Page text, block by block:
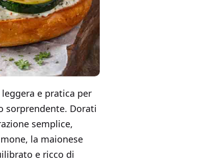
e pratica per
sorprendente. Dorati
semplice,
la maionese
e ricco di